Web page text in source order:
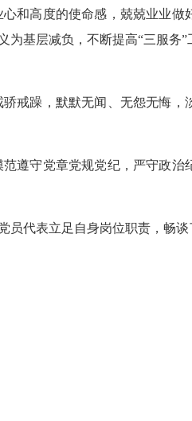
高度的使命感，兢兢业业做
基层减负，不断提高“三服务
躁，默默无闻、无怨无悔，
守党章党规党纪，严守政治
代表立足自身岗位职责，畅谈